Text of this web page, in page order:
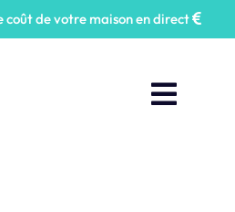
coût de votre maison en direct
Toggle